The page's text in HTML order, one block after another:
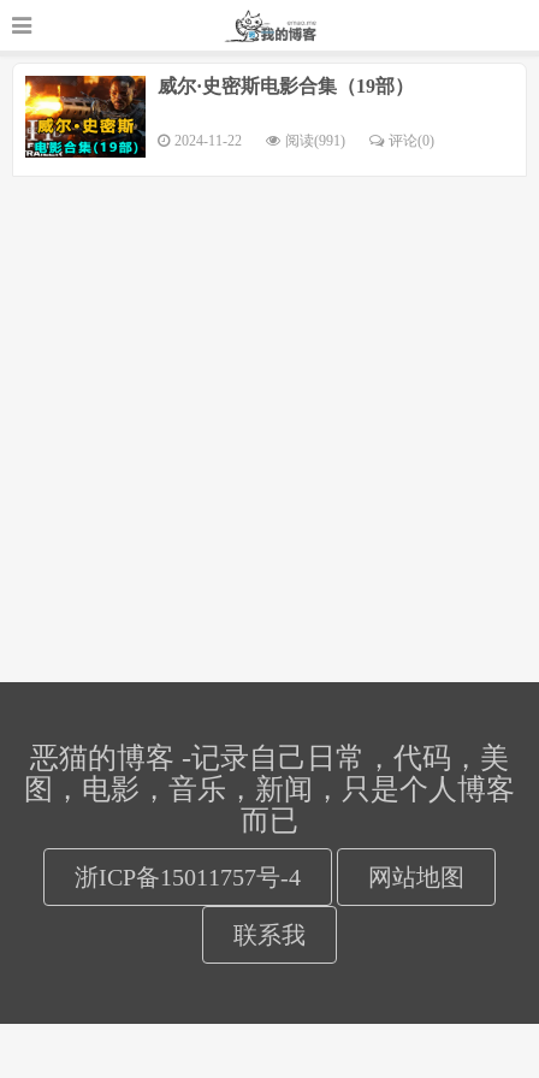
威尔·史密斯电影合集（19部）
2024-11-22 阅读(991) 评论(0)
恶猫的博客 -记录自己日常，代码，美
图，电影，音乐，新闻，只是个人博客
而已
浙ICP备15011757号-4 网站地图
联系我